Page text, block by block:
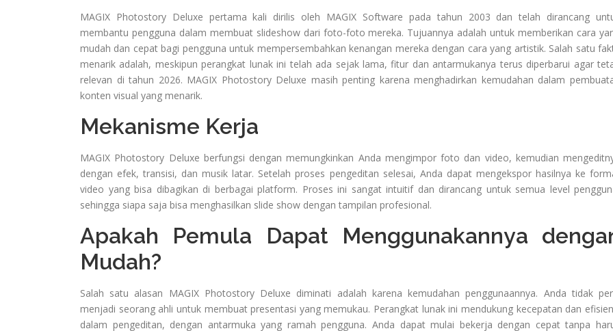
MAGIX Photostory Deluxe pertama kali dirilis oleh MAGIX Software pada tahun 2003 dan telah dirancang
membantu pengguna dalam membuat slideshow dari foto-foto mereka. Tujuannya adalah untuk memberikan cara
mudah dan cepat bagi pengguna untuk mempersembahkan kenangan mereka dengan cara yang artistik. Salah satu
menarik adalah, meskipun perangkat lunak ini telah ada sejak lama, fitur dan antarmukanya terus diperbarui agar
relevan di tahun 2026. MAGIX Photostory Deluxe masih penting karena menghadirkan kemudahan dalam
konten visual yang menarik.
Mekanisme Kerja
MAGIX Photostory Deluxe berfungsi dengan memungkinkan Anda mengimpor foto dan video, kemudian
dengan efek, transisi, dan musik latar. Setelah proses pengeditan selesai, Anda dapat mengekspor hasilnya ke
video yang bisa dibagikan di berbagai platform. Proses ini sangat intuitif dan dirancang untuk semua level
sehingga siapa saja bisa menghasilkan slide show dengan tampilan profesional.
Apakah Pemula Dapat Menggunakannya
Mudah?
Salah satu alasan MAGIX Photostory Deluxe diminati adalah karena kemudahan penggunaannya. Anda tidak
menjadi seorang ahli untuk membuat presentasi yang memukau. Perangkat lunak ini mendukung kecepatan dan
dalam pengeditan, dengan antarmuka yang ramah pengguna. Anda dapat mulai bekerja dengan cepat tanpa